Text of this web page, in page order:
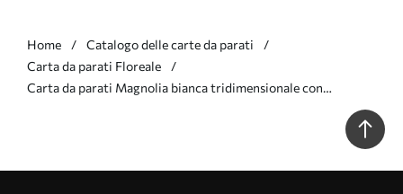
Home
Catalogo delle carte da parati
Carta da parati Floreale
Carta da parati Magnolia bianca tridimensionale con